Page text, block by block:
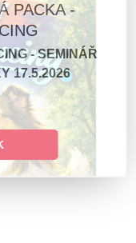
PACKA -
- SEMINÁŘ
17.5.2026